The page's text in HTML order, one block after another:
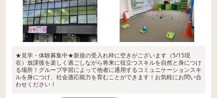
★見学・体験募集中★新規の受入れ枠に空きがございます（5/15現
在）放課後を楽しく過ごしながら将来に役立つスキルを自然と身につけ
る場所！グループ学習によって他者に通用するコミュニケーションスキ
ルを身につけ、社会適応能力を育むことができます！お気軽にお問い合
わせください！